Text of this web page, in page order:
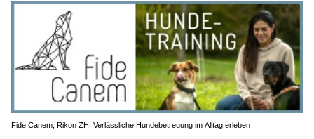
Fide Canem, Rikon ZH: Verlässliche Hundebetreuung im Alltag erleben